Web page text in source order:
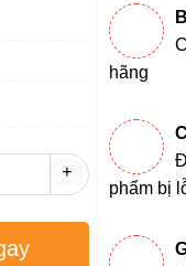
+
hãng
phẩm bị